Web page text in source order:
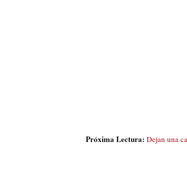
Próxima Lectura: Dejan una